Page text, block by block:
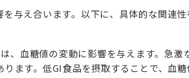
与え合います。以下に、具体的な関連性
、血糖値の変動に影響を与えます。急
ます。低GI食品を摂取することで、血